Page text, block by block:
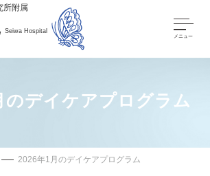
所附属
Seiwa Hospital
メニュー
のデイケアプログラム
2026年1月のデイケアプログラム